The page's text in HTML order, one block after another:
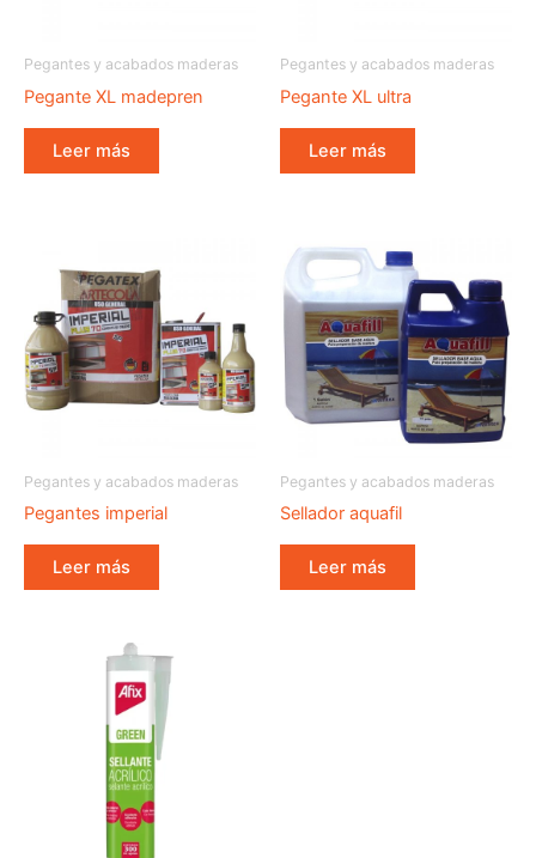
Pegantes y acabados maderas
Pegante XL madepren
Leer más
Pegantes y acabados maderas
Pegante XL ultra
Leer más
Pegantes y acabados maderas
Pegantes imperial
Leer más
Pegantes y acabados maderas
Sellador aquafil
Leer más